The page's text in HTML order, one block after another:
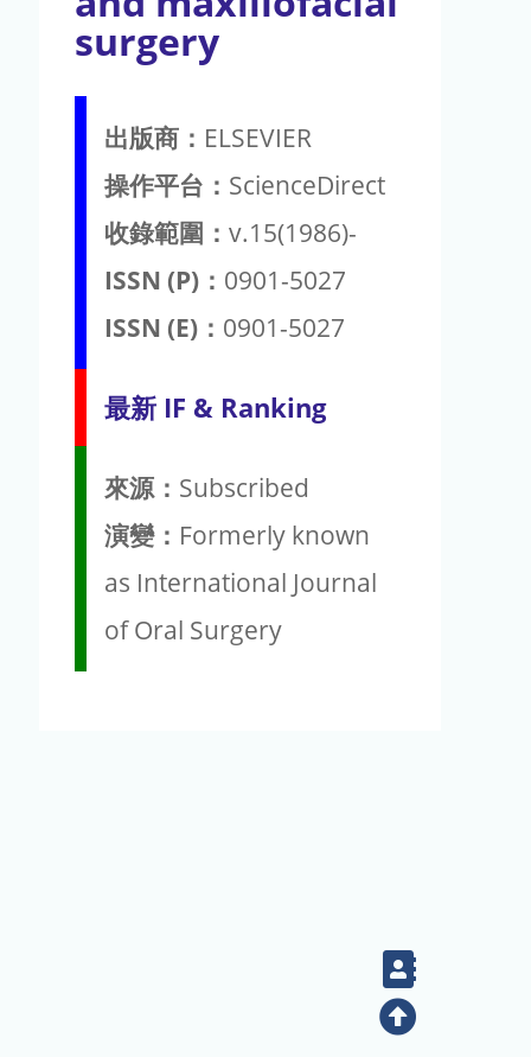
surgery
出版商： ELSEVIER
操作平台： ScienceDirect
收錄範圍： v.15(1986)-
ISSN (P)： 0901-5027
ISSN (E)： 0901-5027
最新 IF & Ranking
來源： Subscribed
演變： Formerly known
as International Journal
of Oral Surgery
Contact